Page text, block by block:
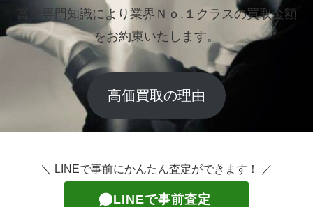
富な専門知識により業界Ｎｏ.１クラスの買取金額
をお約束いたします。
高価買取の理由
＼ LINEで事前にかんたん査定ができます！ ／
LINEで事前査定